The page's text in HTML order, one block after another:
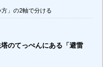
」の2軸で分ける
のてっぺんにある「避雷